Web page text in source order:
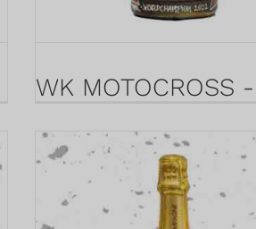
WK MOTOCROSS -
18 juillet 2022